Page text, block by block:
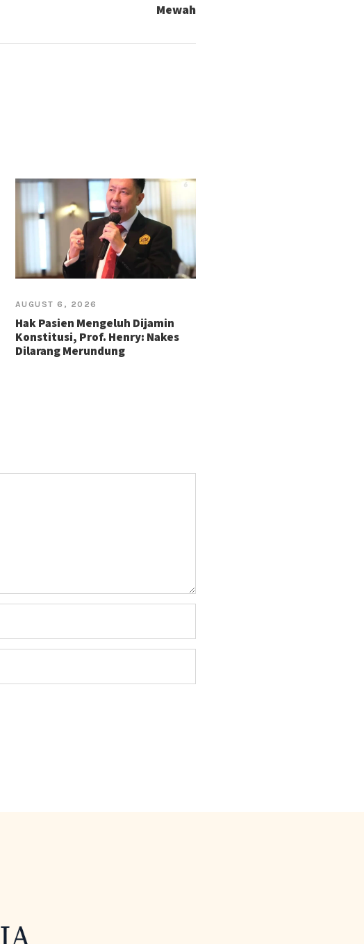
Mewah
AUGUST 6, 2026
Hak Pasien Mengeluh Dijamin
Konstitusi, Prof. Henry: Nakes
Dilarang Merundung